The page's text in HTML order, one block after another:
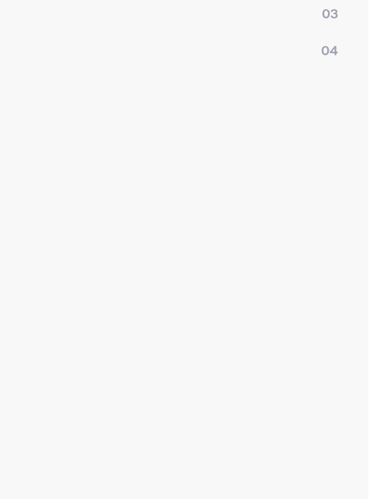
03
04